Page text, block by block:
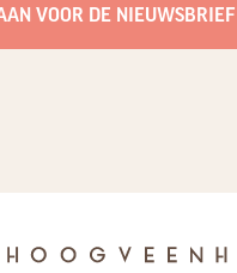
VOOR DE NIEUWSBRIEF